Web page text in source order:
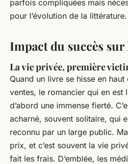
parfois compliquées mais
pour l’évolution de la littérature.
Impact du succès
La vie privée, première
Quand un livre se hisse en
ventes, le romancier qui en est
d’abord une immense fierté.
acharné, souvent solitaire, qui
reconnu par un large public.
prix, et c’est souvent la vie
fait les frais. D’emblée, les